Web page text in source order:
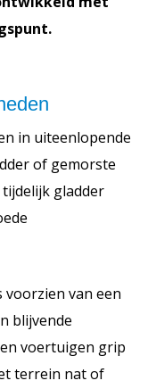
in uiteenlopende
of gemorste
gladder
voorzien van een
blijvende
voertuigen grip
terrein nat of